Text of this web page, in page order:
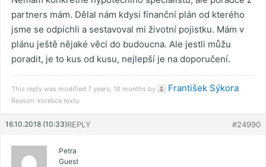
partners mám. Dělal nám kdysi finanční plán od kterého
jsme se odpíchli a sestavoval mi životní pojistku. Mám v
plánu ještě nějaké věci do budoucna. Ale jestli můžu
poradit, je to kus od kusu, nejlepší je na doporučení.
This reply was modified 7 years, 10 months by František Sýkora.
Reason: korekce textu
16.10.2018 (10:33) #24990
REPLY
Petra
Guest